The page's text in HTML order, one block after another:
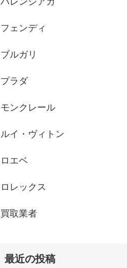
フェンディ
ブルガリ
プラダ
モンクレール
ルイ・ヴィトン
ロエベ
ロレックス
買取業者
最近の投稿